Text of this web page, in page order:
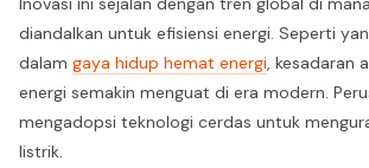
diandalkan untuk efisiensi energi. Seperti
dalam gaya hidup hemat energi, kesadaran
energi semakin menguat di era modern.
mengadopsi teknologi cerdas untuk
listrik.